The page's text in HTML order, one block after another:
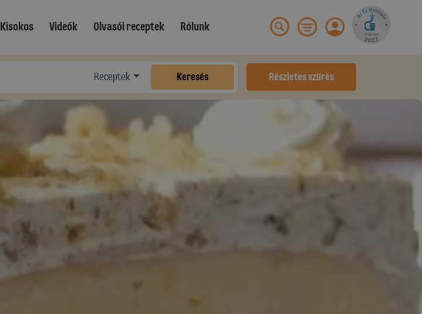
Kisokos Videók Olvasói receptek Rólunk
Receptek Keresés Részletes szűrés